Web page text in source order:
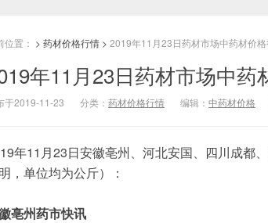
位置： > 药材价格行情 > 2019年11月23日药材市场中药材价
年11月23日药材市场中药
于2019-11-23 分类： 药材价格行情 编辑： 中药材价格
年11月23日安徽亳州、河北安国、四川成都
，单位均为公斤）：
亳州药市快讯